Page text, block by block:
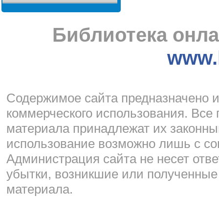
Библиотека
Cодержимое сайта предназначено
коммерческого использования.
материала принадлежат их
использование возможно лишь с
Администрация сайта не несет
убытки, возникшие или
материала.